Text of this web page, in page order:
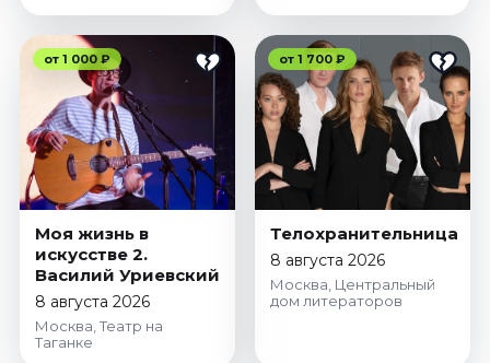
от 1 000 ₽
Моя жизнь в
искусстве 2.
Василий Уриевский
8 августа 2026
Москва, Театр на
Таганке
от 1 700 ₽
Телохранительница
8 августа 2026
Москва, Центральный
дом литераторов